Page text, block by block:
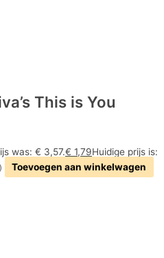
This is You
was: € 3,57.€ 1,79Huidige prijs is:
) Toevoegen aan winkelwagen